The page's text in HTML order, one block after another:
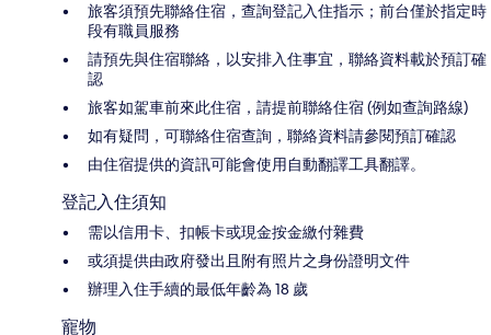
旅客須預先聯絡住宿，查詢登記入住指示；前台僅於指定時
段有職員服務
請預先與住宿聯絡，以安排入住事宜，聯絡資料載於預訂確
認
旅客如駕車前來此住宿，請提前聯絡住宿 (例如查詢路線)
如有疑問，可聯絡住宿查詢，聯絡資料請參閱預訂確認
由住宿提供的資訊可能會使用自動翻譯工具翻譯。
登記入住須知
需以信用卡、扣帳卡或現金按金繳付雜費
或須提供由政府發出且附有照片之身份證明文件
辦理入住手續的最低年齡為 18 歲
寵物